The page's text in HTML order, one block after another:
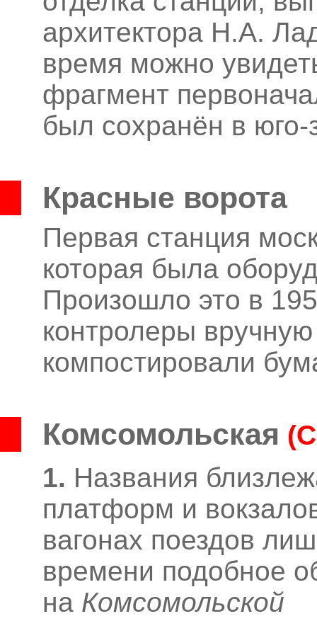
архитектора Н.А.
время можно
фрагмент
был сохранён в
Красные ворота
Первая станция
которая была
Произошло это в
контролеры
компостировали
Комсомольская
1. Названия
платформ и
вагонах поездов
времени подобное
на Комсомольской